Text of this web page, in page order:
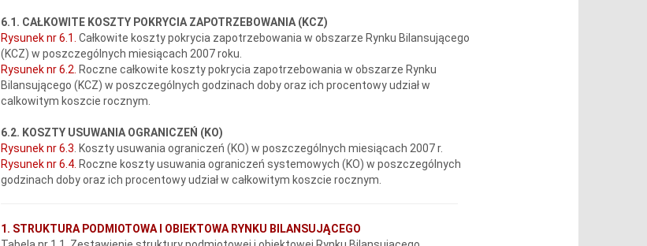
6.1. CAŁKOWITE KOSZTY POKRYCIA ZAPOTRZEBOWANIA (KCZ)
Rysunek nr 6.1. Całkowite koszty pokrycia zapotrzebowania w obszarze Rynku Bilansującego
(KCZ) w poszczególnych miesiącach 2007 roku.
Rysunek nr 6.2. Roczne całkowite koszty pokrycia zapotrzebowania w obszarze Rynku
Bilansującego (KCZ) w poszczególnych godzinach doby oraz ich procentowy udział w
calkowitym koszcie rocznym.
6.2. KOSZTY USUWANIA OGRANICZEŃ (KO)
Rysunek nr 6.3 . Koszty usuwania ograniczeń (KO) w poszczególnych miesiącach 2007 r.
Rysunek nr 6.4. Roczne koszty usuwania ograniczeń systemowych (KO) w poszczególnych
godzinach doby oraz ich procentowy udział w całkowitym koszcie rocznym.
1. STRUKTURA PODMIOTOWA I OBIEKTOWA RYNKU BILANSUJĄCEGO